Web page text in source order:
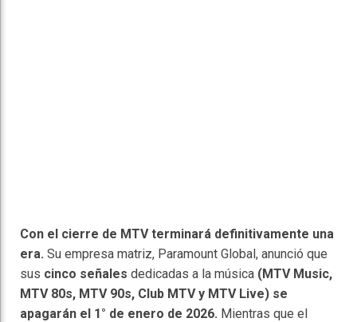
Con el cierre de MTV terminará definitivamente una
era. Su empresa matriz, Paramount Global, anunció que
sus cinco señales dedicadas a la música (MTV Music,
MTV 80s, MTV 90s, Club MTV y MTV Live) se
apagarán el 1° de enero de 2026. Mientras que el